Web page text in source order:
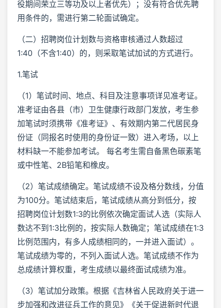
役期间荣立三等功及以上者优先）；没有符合优先聘
用条件的，需进行第二轮面试确定。
（二）招聘岗位计划数与资格审核通过人数超过
1:40（不含1:40）的，则采取笔试加试的方式进行。
1.笔试
（1）笔试时间、地点、科目及注意事项详见准考证。
准考证由各县（市）卫生健康行政部门发放，考生参
加笔试时须携带《准考证》、有效期内第二代居民身
份证（同报名时使用的身份证一致）进入考场，以上
材料缺一不能参加考试。 每名考生需自备黑色碳素笔
或中性笔、2B铅笔和橡皮。
（2）笔试成绩确定。笔试成绩不设及格分数线，分值
为100分。笔试结束后，笔试成绩从高分到低分，按
招聘岗位计划数1:3的比例依次确定面试人选（实际人
数达不到1:3比例的，按实际人数确定；笔试成绩在1:3
比例范围内，有多人成绩相同的，一并进入面试）。
笔试成绩为零的，不列入面试人选。笔试成绩不作为
总成绩计算权重，考生成绩以最终面试成绩为准。
（3）笔试加分政策。根据《吉林省人民政府关于进一
步加强和改进征兵工作的意见》《关于促进新时代退